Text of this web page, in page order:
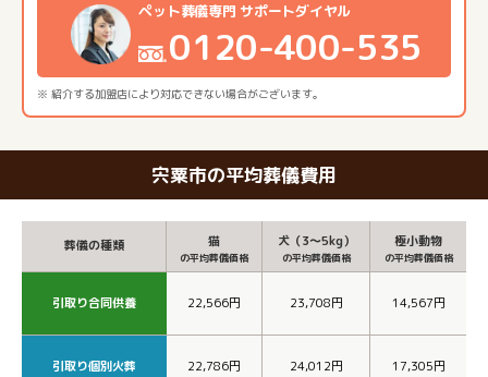
※ 紹介する加盟店により対応できない場合がございます。
ペット葬儀専門 サポートダイヤル
0120-400-535
宍粟市の平均葬儀費用
葬儀の種類 猫
の平均葬儀価格
犬（3～5kg）
の平均葬儀価格
極小動物
の平均葬儀価格
引取り合同供養 22,566円 23,708円 14,567円
引取り個別火葬 22,786円 24,012円 17,305円